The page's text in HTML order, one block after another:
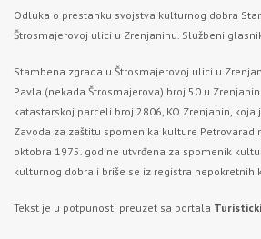
Odluka o prestanku svojstva kulturnog dobra
Štrosmajerovoj ulici u Zrenjaninu. Službeni
Stambena zgrada u Štrosmajerovoj ulici u
Pavla (nekada Štrosmajerova) broj 50 u
katastarskoj parceli broj 2806, KO Zrenjanin, koja
Zavoda za zaštitu spomenika kulture
oktobra 1975. godine utvrđena za spomenik
kulturnog dobra i briše se iz registra nepokretnih
Tekst je u potpunosti preuzet sa portala